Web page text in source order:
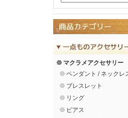
マクラメアクセサリー
ペンダント / ネックレ
ブレスレット
リング
ピアス